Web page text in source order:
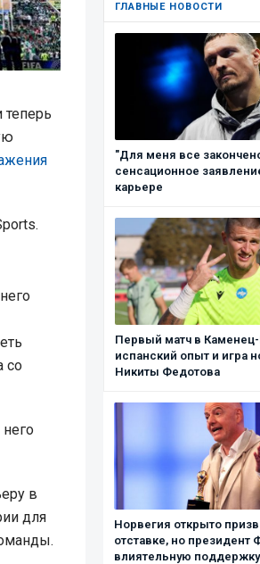
со
в
для
ГЛАВНЫЕ НОВОСТИ
"Для меня все
сенсационное
карьере
Первый матч в
испанский опыт и игра
Никиты Федотова
Норвегия открыто
отставке, но
влиятельную поддержку